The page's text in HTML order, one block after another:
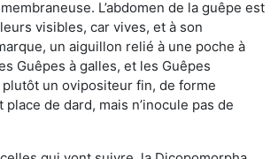
L’abdomen de la guêpe est
visibles, car vives, et à son
un aiguillon relié à une poche à
Guêpes à galles, et les Guêpes
un ovipositeur fin, de forme
de dard, mais n’inocule pas de